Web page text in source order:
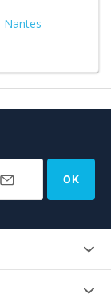
Nantes
OK